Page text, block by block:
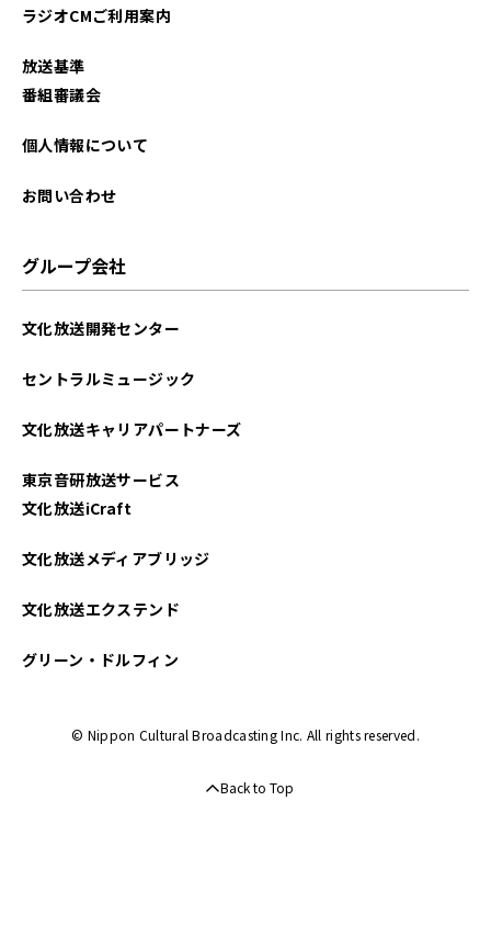
ラジオCMご利用案内
放送基準
番組審議会
個人情報について
お問い合わせ
グループ会社
文化放送開発センター
セントラルミュージック
文化放送キャリアパートナーズ
東京音研放送サービス
文化放送iCraft
文化放送メディアブリッジ
文化放送エクステンド
グリーン・ドルフィン
© Nippon Cultural Broadcasting Inc. All rights reserved.
Back to Top